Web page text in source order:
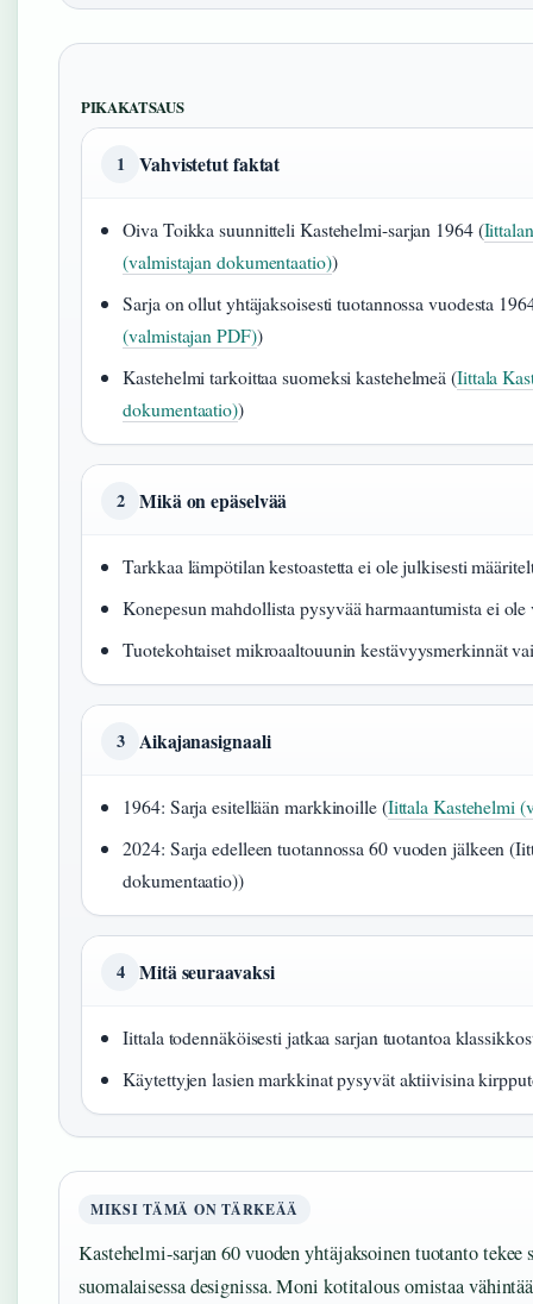
PIKAKATSAUS
1 Vahvistetut faktat
Oiva Toikka suunnitteli Kastehelmi-sarjan 1964 (
(valmistajan dokumentaatio))
Sarja on ollut yhtäjaksoisesti tuotannossa vuodesta
(valmistajan PDF))
Kastehelmi tarkoittaa suomeksi kastehelmeä (Iittala
dokumentaatio))
2 Mikä on epäselvää
Tarkkaa lämpötilan kestoastetta ei ole julkisesti
Konepesun mahdollista pysyvää harmaantumista ei ole
Tuotekohtaiset mikroaaltouunin kestävyysmerkinnät
3 Aikajanasignaali
1964: Sarja esitellään markkinoille (Iittala Kastehelmi
2024: Sarja edelleen tuotannossa 60 vuoden jälkeen
dokumentaatio))
4 Mitä seuraavaksi
Iittala todennäköisesti jatkaa sarjan tuotantoa
Käytettyjen lasien markkinat pysyvät aktiivisina
MIKSI TÄMÄ ON TÄRKEÄÄ
Kastehelmi-sarjan 60 vuoden yhtäjaksoinen tuotanto tekee
suomalaisessa designissa. Moni kotitalous omistaa